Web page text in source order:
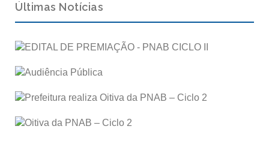
Últimas Notícias